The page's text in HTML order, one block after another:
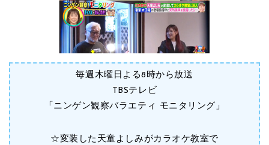
毎週木曜日よる8時から放送
TBSテレビ
「ニンゲン観察バラエティ モニタリング」
☆変装した天童よしみがカラオケ教室で